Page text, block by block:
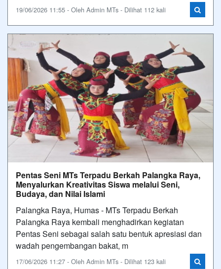
19/06/2026 11:55 - Oleh Admin MTs - Dilihat 112 kali
Pentas Seni MTs Terpadu Berkah Palangka Raya,
Menyalurkan Kreativitas Siswa melalui Seni,
Budaya, dan Nilai Islami
Palangka Raya, Humas - MTs Terpadu Berkah
Palangka Raya kembali menghadirkan kegiatan
Pentas Seni sebagai salah satu bentuk apresiasi dan
wadah pengembangan bakat, m
17/06/2026 11:27 - Oleh Admin MTs - Dilihat 123 kali